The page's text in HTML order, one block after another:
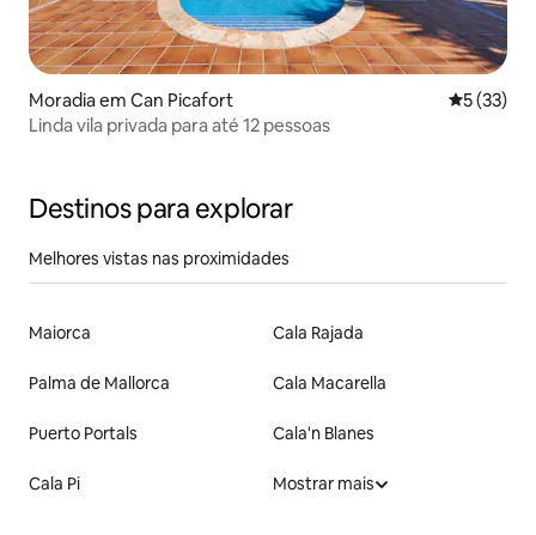
Moradia em Can Picafort
5 (33)
Linda vila privada para até 12 pessoas
Destinos para explorar
Melhores vistas nas proximidades
Maiorca Cala Rajada
Palma de Mallorca Cala Macarella
Puerto Portals Cala'n Blanes
Cala Pi Mostrar mais